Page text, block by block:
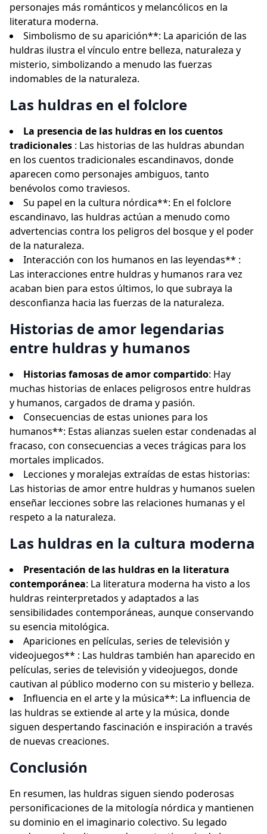
personajes más románticos y melancólicos en la
literatura moderna.
Simbolismo de su aparición**: La aparición de las
huldras ilustra el vínculo entre belleza, naturaleza y
misterio, simbolizando a menudo las fuerzas
indomables de la naturaleza.
Las huldras en el folclore
La presencia de las huldras en los cuentos
tradicionales : Las historias de las huldras abundan
en los cuentos tradicionales escandinavos, donde
aparecen como personajes ambiguos, tanto
benévolos como traviesos.
Su papel en la cultura nórdica**: En el folclore
escandinavo, las huldras actúan a menudo como
advertencias contra los peligros del bosque y el poder
de la naturaleza.
Interacción con los humanos en las leyendas** :
Las interacciones entre huldras y humanos rara vez
acaban bien para estos últimos, lo que subraya la
desconfianza hacia las fuerzas de la naturaleza.
Historias de amor legendarias
entre huldras y humanos
Historias famosas de amor compartido: Hay
muchas historias de enlaces peligrosos entre huldras
y humanos, cargados de drama y pasión.
Consecuencias de estas uniones para los
humanos**: Estas alianzas suelen estar condenadas al
fracaso, con consecuencias a veces trágicas para los
mortales implicados.
Lecciones y moralejas extraídas de estas historias:
Las historias de amor entre huldras y humanos suelen
enseñar lecciones sobre las relaciones humanas y el
respeto a la naturaleza.
Las huldras en la cultura moderna
Presentación de las huldras en la literatura
contemporánea: La literatura moderna ha visto a los
huldras reinterpretados y adaptados a las
sensibilidades contemporáneas, aunque conservando
su esencia mitológica.
Apariciones en películas, series de televisión y
videojuegos** : Las huldras también han aparecido en
películas, series de televisión y videojuegos, donde
cautivan al público moderno con su misterio y belleza.
Influencia en el arte y la música**: La influencia de
las huldras se extiende al arte y la música, donde
siguen despertando fascinación e inspiración a través
de nuevas creaciones.
Conclusión
En resumen, las huldras siguen siendo poderosas
personificaciones de la mitología nórdica y mantienen
su dominio en el imaginario colectivo. Su legado